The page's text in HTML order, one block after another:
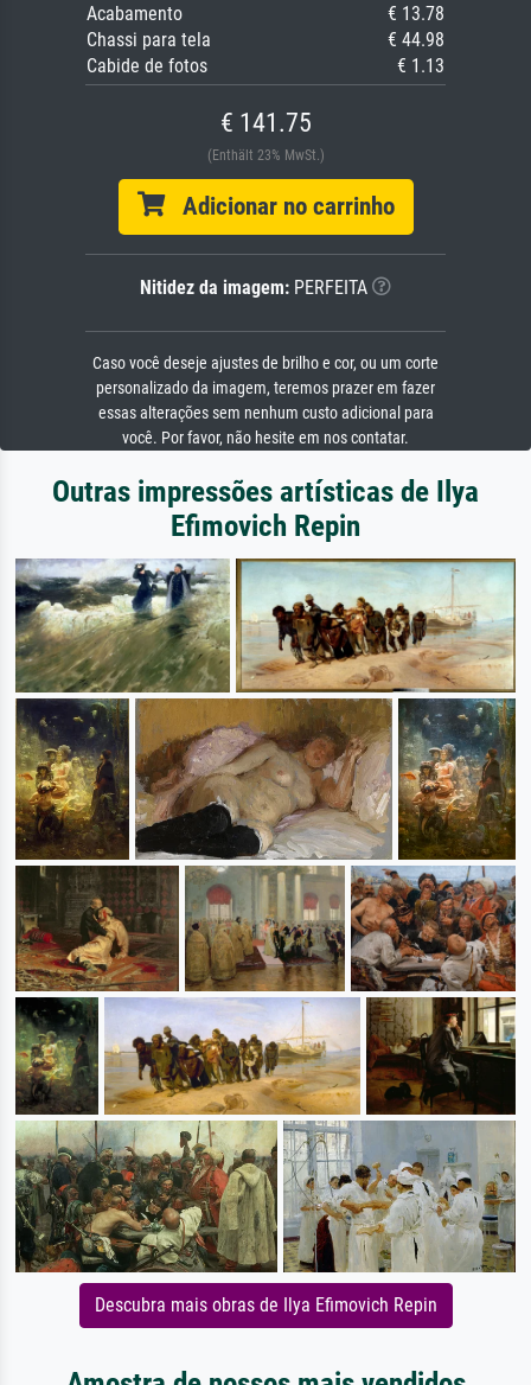
Acabamento
€ 13.78
Chassi para tela
€ 44.98
Cabide de fotos
€ 1.13
€ 141.75
(Enthält 23% MwSt.)
Adicionar no carrinho
Nitidez da imagem: PERFEITA
Caso você deseje ajustes de brilho e cor, ou um corte
personalizado da imagem, teremos prazer em fazer
essas alterações sem nenhum custo adicional para
você. Por favor, não hesite em nos contatar.
Outras impressões artísticas de Ilya
Efimovich Repin
Descubra mais obras de Ilya Efimovich Repin